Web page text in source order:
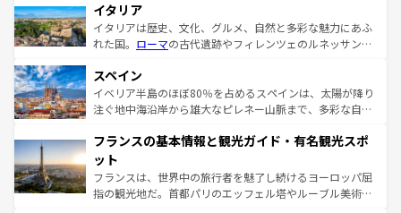
イタリア
イタリアは歴史、文化、グルメ、自然と多彩な魅力にあふ
れた国。 ローマの古代遺跡やフィレンツェのルネッサンス
ろん、トスカーナの美しい田園風景やアマルフィ海岸の絶
景など、自然景観も見逃せない。観光の合間には、本場の
ピザやパスタなど、絶品のイタリア料理を堪能することも
ませてくれるイタリアで、忘れられない旅をしてみよう！
なお、新着のイタリア情報は
しい。
スペイン
イベリア半島のほぼ80％を占めるスペインは、太陽が降り
注ぐ地中海沿岸から雄大なピレネー山脈まで、多彩な自然
文化が根付くこの国では、情熱的なフラメンコ、熱気あふ
れる闘牛、そして美味しいタパスが生活の一部となってい
る。首都マドリードの洗練された雰囲気や、バルセロナの
アートに溢れた街角から、地方では古代ローマ遺跡や中世
フランスの基本情報と観光ガイド・有名観光スポ
ット
フランスは、世界中の旅行者を魅了し続けるヨーロッパ屈
指の観光地だ。首都パリのエッフェル塔やルーブル美術館